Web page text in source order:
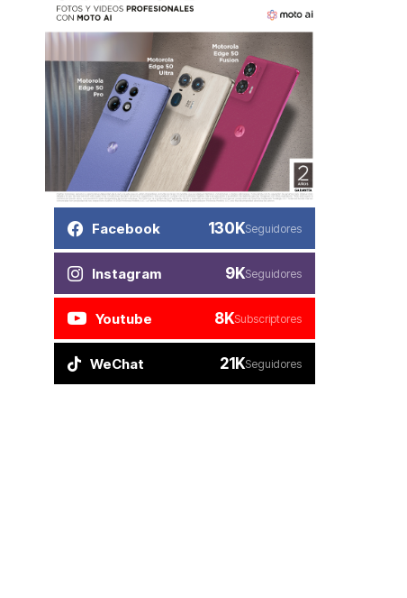
Facebook 130KSeguidores
Instagram 9KSeguidores
Youtube 8KSubscriptores
WeChat 21KSeguidores